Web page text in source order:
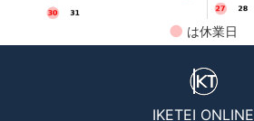
● は休業日
IKETEI ONLINE